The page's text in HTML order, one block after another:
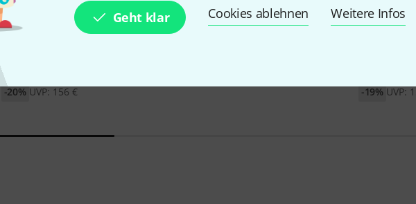
Geht klar Cookies ablehnen Weitere Infos
Larsen
Il Cannone Cello C String
125 €
UVP: 156 €
-20%
7
Pirastro
UVP:
-19%